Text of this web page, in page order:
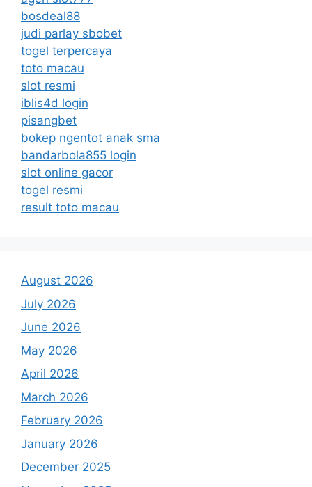
bosdeal88
judi parlay sbobet
togel terpercaya
toto macau
slot resmi
iblis4d login
pisangbet
bokep ngentot anak sma
bandarbola855 login
slot online gacor
togel resmi
result toto macau
August 2026
July 2026
June 2026
May 2026
April 2026
March 2026
February 2026
January 2026
December 2025